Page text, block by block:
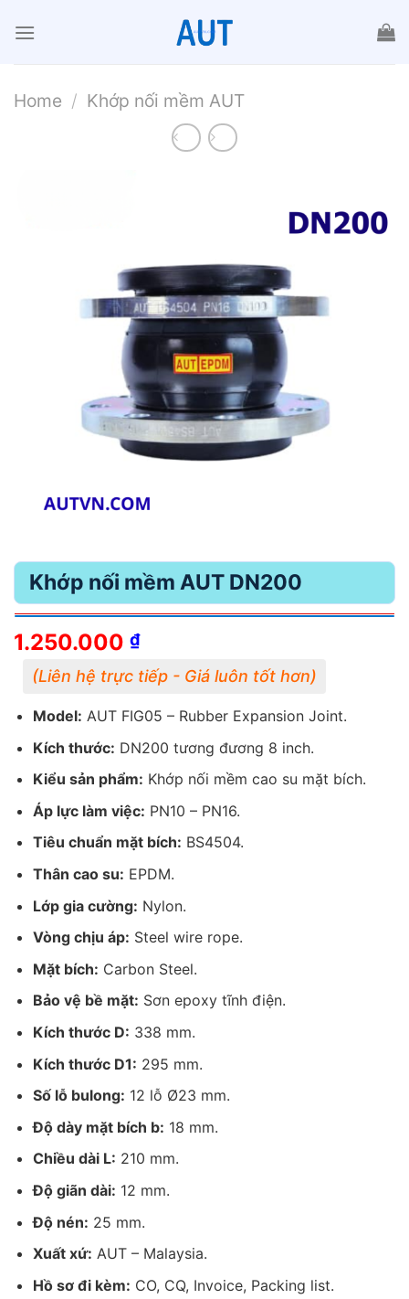
đến
Home / Khớp nối mềm AUT
Khớp nối mềm AUT DN200
1.250.000 ₫
Model: AUT FIG05 – Rubber Expansion Joint.
Kích thước: DN200 tương đương 8 inch.
Kiểu sản phẩm: Khớp nối mềm cao su mặt bích.
Áp lực làm việc: PN10 – PN16.
Tiêu chuẩn mặt bích: BS4504.
Thân cao su: EPDM.
Lớp gia cường: Nylon.
Vòng chịu áp: Steel wire rope.
Mặt bích: Carbon Steel.
Bảo vệ bề mặt: Sơn epoxy tĩnh điện.
Kích thước D: 338 mm.
Kích thước D1: 295 mm.
Số lỗ bulong: 12 lỗ Ø23 mm.
Độ dày mặt bích b: 18 mm.
Chiều dài L: 210 mm.
Độ giãn dài: 12 mm.
Độ nén: 25 mm.
Xuất xứ: AUT – Malaysia.
Hồ sơ đi kèm: CO, CQ, Invoice, Packing list.